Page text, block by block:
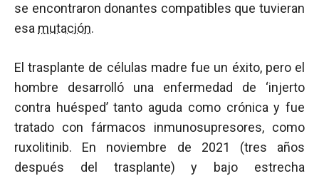
se encontraron donantes compatibles que tuvieran
esa mutación.
El trasplante de células madre fue un éxito, pero el
hombre desarrolló una enfermedad de ‘injerto
contra huésped’ tanto aguda como crónica y fue
tratado con fármacos inmunosupresores, como
ruxolitinib. En noviembre de 2021 (tres años
después del trasplante) y bajo estrecha